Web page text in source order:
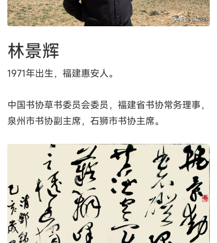
林景辉
1971年出生，福建惠安人。
中国书协草书委员会委员，福建省书协常务理事，
泉州市书协副主席，石狮市书协主席。